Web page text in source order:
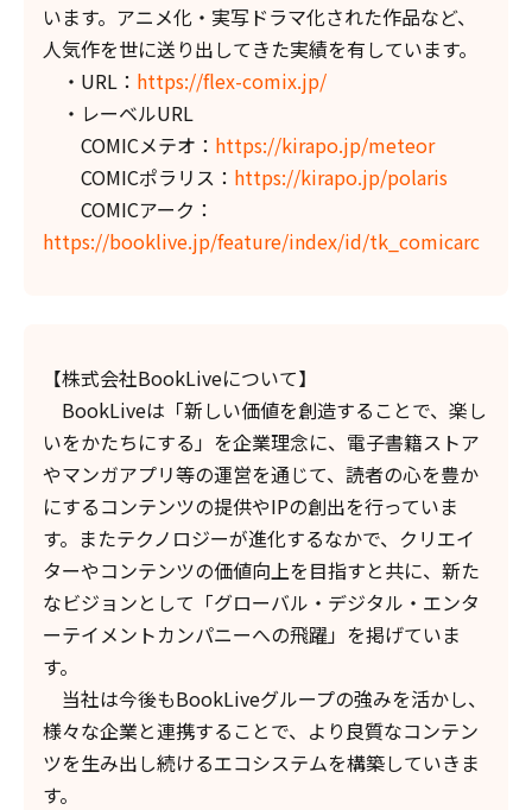
います。アニメ化・実写ドラマ化された作品など、
人気作を世に送り出してきた実績を有しています。
・URL： https://flex-comix.jp/
・レーベルURL
COMICメテオ： https://kirapo.jp/meteor
COMICポラリス： https://kirapo.jp/polaris
COMICアーク：
https://booklive.jp/feature/index/id/tk_comicarc
【株式会社BookLiveについて】
BookLiveは「新しい価値を創造することで、楽し
いをかたちにする」を企業理念に、電子書籍ストア
やマンガアプリ等の運営を通じて、読者の心を豊か
にするコンテンツの提供やIPの創出を行っていま
す。またテクノロジーが進化するなかで、クリエイ
ターやコンテンツの価値向上を目指すと共に、新た
なビジョンとして「グローバル・デジタル・エンタ
ーテイメントカンパニーへの飛躍」を掲げていま
す。
当社は今後もBookLiveグループの強みを活かし、
様々な企業と連携することで、より良質なコンテン
ツを生み出し続けるエコシステムを構築していきま
す。